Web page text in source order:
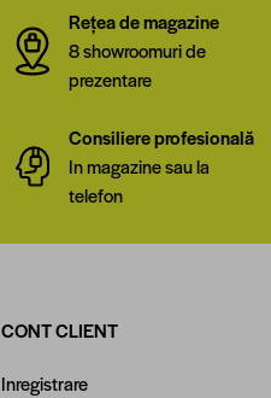
Rețea de magazine
8 showroomuri de
prezentare
Consiliere profesională
In magazine sau la
telefon
CONT CLIENT
Inregistrare